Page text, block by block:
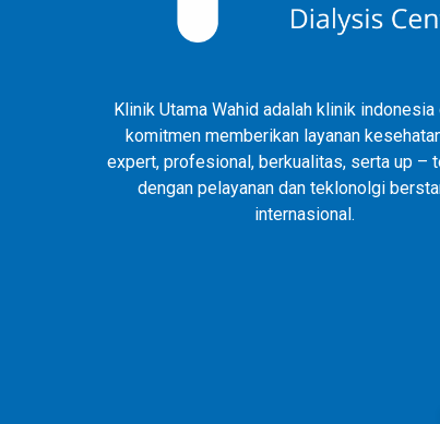
Klinik Utama Wahid adalah klinik indonesia
komitmen memberikan layanan
expert, profesional, berkualitas, serta up –
dengan pelayanan dan teklonolgi
internasional.